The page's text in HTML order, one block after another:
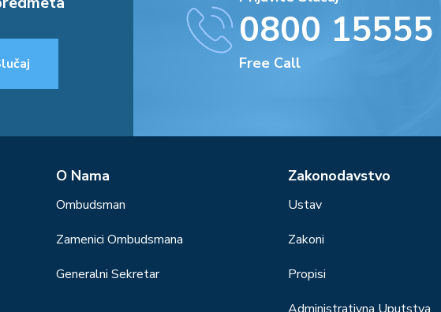
0800 15555
Free Call
О Nama
Ombudsman
Zamenici Ombudsmana
Generalni Sekretar
Zakonodavstvo
Ustav
Zakoni
Propisi